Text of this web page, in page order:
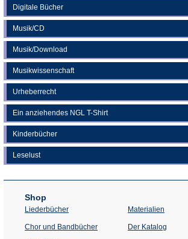
Digitale Bücher
Musik/CD
Musik/Download
Musikwissenschaft
Urheberrecht
Ein anziehendes NGL T-Shirt
Kinderbücher
Leselust
Shop
Liederbücher
Chor und Bandbücher
Materialien
Der Katalog